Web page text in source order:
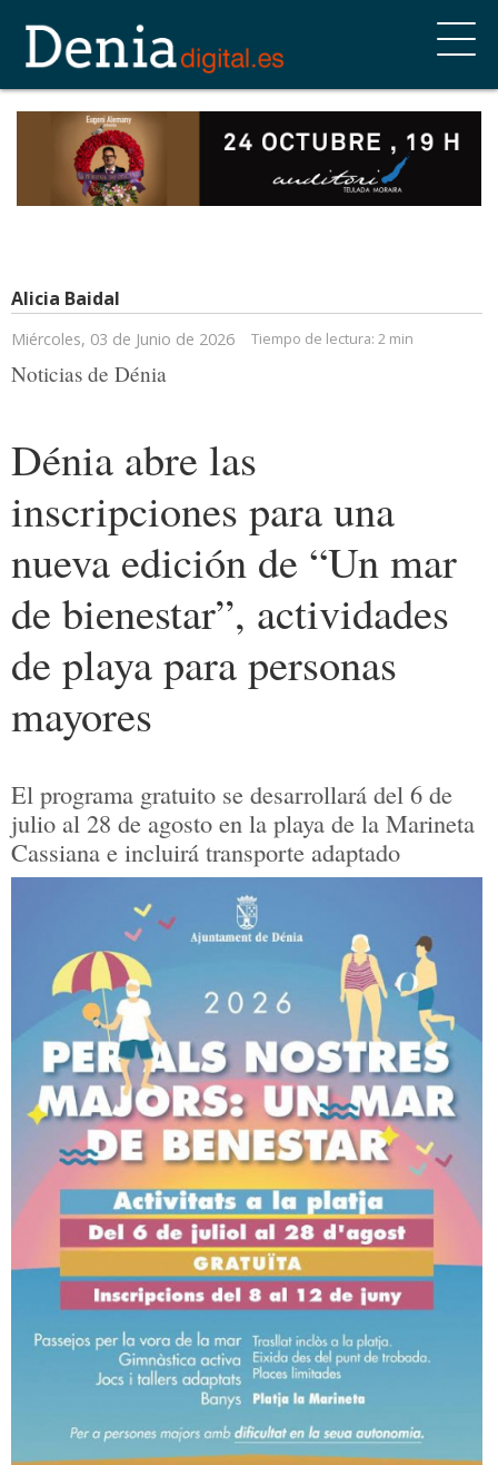
Alicia Baidal
Miércoles, 03 de Junio de 2026 Tiempo de lectura: 2 min
Noticias de Dénia
Dénia abre las
inscripciones para una
nueva edición de “Un mar
de bienestar”, actividades
de playa para personas
mayores
El programa gratuito se desarrollará del 6 de
julio al 28 de agosto en la playa de la Marineta
Cassiana e incluirá transporte adaptado